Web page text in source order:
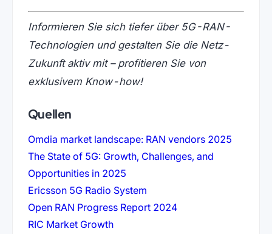
Informieren Sie sich tiefer über 5G-RAN-
Technologien und gestalten Sie die Netz-
Zukunft aktiv mit – profitieren Sie von
exklusivem Know-how!
Quellen
Omdia market landscape: RAN vendors 2025(öffnet
The State of 5G: Growth, Challenges, and
Opportunities in 2025(öffnet in neuem Tab)
Ericsson 5G Radio System(öffnet in neuem Tab)
Open RAN Progress Report 2024(öffnet in neuem
RIC Market Growth(öffnet in neuem Tab)